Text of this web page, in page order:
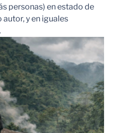
personas) en estado de
y en iguales